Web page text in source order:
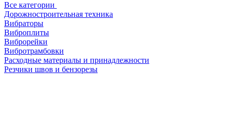
Все категории
Дорожностроительная техника
Вибраторы
Виброплиты
Виброрейки
Вибротрамбовки
Расходные материалы и принадлежности
Резчики швов и бензорезы